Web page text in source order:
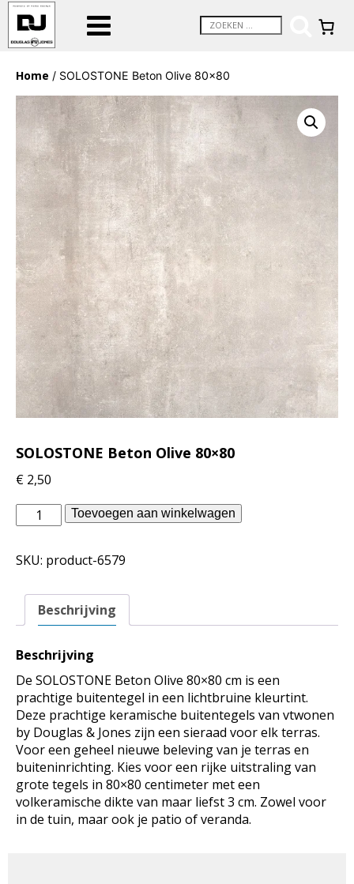
Home / SOLOSTONE Beton Olive 80×80
SOLOSTONE Beton Olive 80×80
€ 2,50
vtwonen
buitenvloeren
SOLOSTONE
Olive
80x80
Toevoegen aan winkelwagen
SKU: product-6579
Beschrijving
Beschrijving
De SOLOSTONE Beton Olive 80×80 cm is een
prachtige buitentegel in een lichtbruine kleurtint.
Deze prachtige keramische buitentegels van vtwonen
by Douglas & Jones zijn een sieraad voor elk terras.
Voor een geheel nieuwe beleving van je terras en
buiteninrichting. Kies voor een rijke uitstraling van
grote tegels in 80×80 centimeter met een
volkeramische dikte van maar liefst 3 cm. Zowel voor
in de tuin, maar ook je patio of veranda.